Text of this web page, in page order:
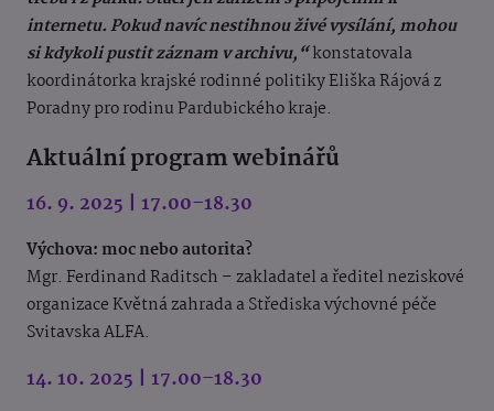
internetu. Pokud navíc nestihnou živé vysílání, mohou
si kdykoli pustit záznam v archivu,“konstatovala
koordinátorka krajské rodinné politiky Eliška Rájová z
Poradny pro rodinu Pardubického kraje.
Aktuální program webinářů
16. 9. 2025 | 17.00–18.30
Výchova: moc nebo autorita?
Mgr. Ferdinand Raditsch – zakladatel a ředitel neziskové
organizace Květná zahrada a Střediska výchovné péče
Svitavska ALFA.
14. 10. 2025 | 17.00–18.30